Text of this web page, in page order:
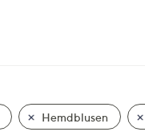
Hemdblusen